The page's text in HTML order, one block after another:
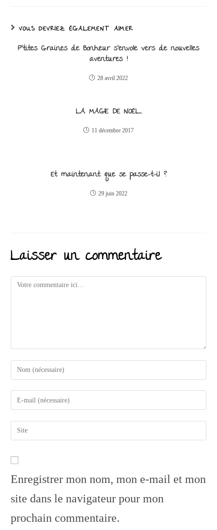
VOUS DEVRIEZ ÉGALEMENT AIMER
P’tites Graines de Bonheur s’envole vers de nouvelles
aventures !
28 avril 2022
LA MAGIE DE NOËL…
11 décembre 2017
Et maintenant que se passe-t-il ?
29 juin 2022
Laisser un commentaire
Enregistrer mon nom, mon e-mail et mon
site dans le navigateur pour mon
prochain commentaire.